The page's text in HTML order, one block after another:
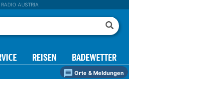
RADIO AUSTRIA
REISEN BADEWETTER
Orte & Meldungen